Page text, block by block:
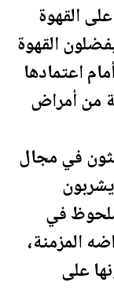
القهوة
القهوة
اعتمادها
من أمراض
في مجال
في
المزمنة،
على